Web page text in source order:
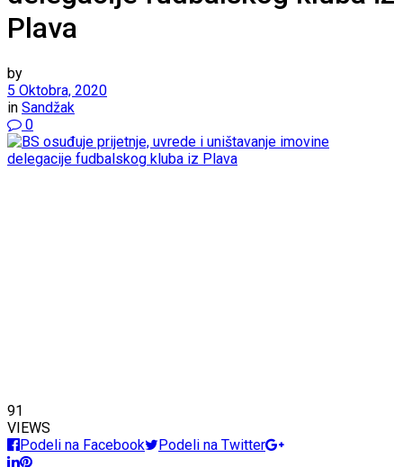
Plava
by
5 Oktobra, 2020
in Sandžak
0
91
VIEWS
Podeli na Facebook
Podeli na Twitter